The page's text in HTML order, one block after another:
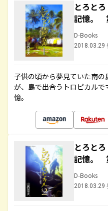
とろと
記憶。
D-Books
2018.03.29
子供の頃から夢見ていた南
が、島で出合うトロピカル
憶。
とろと
記憶。
D-Books
2018.03.29